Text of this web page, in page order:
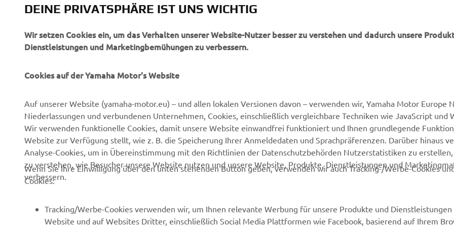
Deus Ex Machina kann über deren Website kontaktiert
UNTERNEHMEN
Über uns
News
Veranstaltungen
Kataloge
B2B
eBike Antriebe
Behörden
Fahrschulen
MEHR YAMAHA
MyYamaha
Yamaha Music
Mobile Applikationen
SUPPORT
Webshop Support
Ersatzteilkatalog
Impressum
DEINE PRIVATSPHÄRE IST UNS WICHTIG
Wir setzen Cookies ein, um das Verhalten unserer Website-Nutzer besser zu verstehen und dadurch unsere
Dienstleistungen und Marketingbemühungen zu verbessern.
Cookies auf der Yamaha Motor's Website
Auf unserer Website (yamaha-motor.eu) – und allen lokalen Versionen davon – verwenden wir, Yamaha Motor Europe
Niederlassungen und verbundenen Unternehmen, Cookies, einschließlich vergleichbare Techniken wie JavaScript und
Wir verwenden funktionelle Cookies, damit unsere Website einwandfrei funktioniert und Ihnen grundlegende
Website zur Verfügung stellt, wie z. B. die Speicherung Ihrer Anmeldedaten und Sprachpräferenzen. Darüber hinaus
Analyse-Cookies, um in Übereinstimmung mit den Richtlinien der Datenschutzbehörden Nutzerstatistiken zu erstellen,
zu verstehen, wie Besucher unsere Website nutzen und unsere Website, Produkte, Dienstleistungen und
verbessern.
Wenn Sie Ihre Einwilligung über den unten stehenden Button geben, verwenden wir auch Tracking-/Werbe-Cookies und
Cookies:
Tracking/Werbe-Cookies verwenden wir, um Ihnen relevante Werbung für unsere Produkte und Dienstleistungen
Website und auf Websites Dritter, einschließlich Social Media Plattformen wie Facebook, basierend auf Ihrem